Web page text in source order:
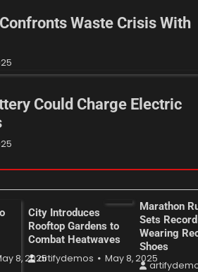
Waste Crisis With
Could Charge Electric
8, 2025
City Introduces
Rooftop Gardens to
Combat Heatwaves
artifydemos May 8, 2025
Marathon
Sets Record
Wearing
Shoes